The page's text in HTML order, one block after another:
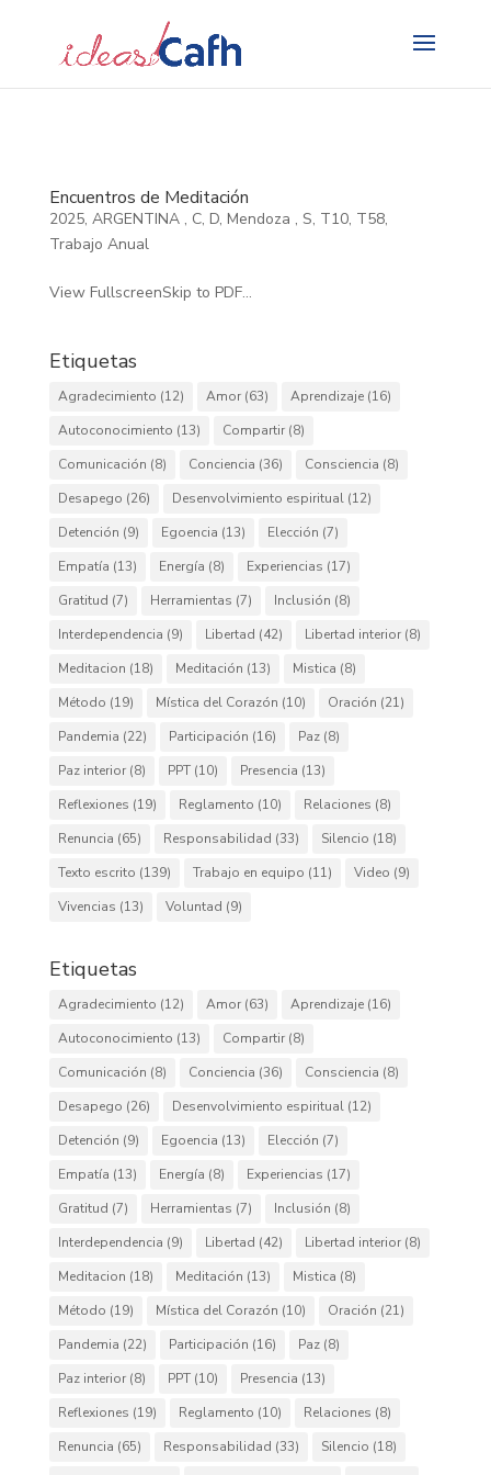
Encuentros de Meditación
2025, ARGENTINA , C, D, Mendoza , S, T10, T58,
Trabajo Anual
View FullscreenSkip to PDF...
Etiquetas
Agradecimiento (12) Amor(63) Aprendizaje(16)
Autoconocimiento (13) Compartir(8)
Comunicación (8) Conciencia (36) Consciencia (8)
Desapego (26) Desenvolvimiento espiritual(12)
Detención (9) Egoencia (13) Elección (7)
Empatía (13) Energía (8) Experiencias (17)
Gratitud (7) Herramientas (7) Inclusión (8)
Interdependencia (9) Libertad (42) Libertad interior(8)
Meditacion (18) Meditación (13) Mistica (8)
Método (19) Mística del Corazón (10) Oración (21)
Pandemia (22) Participación (16) Paz(8)
Paz interior(8) PPT(10) Presencia (13)
Reflexiones (19) Reglamento (10) Relaciones (8)
Renuncia (65) Responsabilidad (33) Silencio (18)
Texto escrito (139) Trabajo en equipo (11) Video (9)
Vivencias (13) Voluntad (9)
Etiquetas
Agradecimiento (12) Amor(63) Aprendizaje(16)
Autoconocimiento (13) Compartir(8)
Comunicación (8) Conciencia (36) Consciencia (8)
Desapego (26) Desenvolvimiento espiritual(12)
Detención (9) Egoencia (13) Elección (7)
Empatía (13) Energía (8) Experiencias (17)
Gratitud (7) Herramientas (7) Inclusión (8)
Interdependencia (9) Libertad (42) Libertad interior(8)
Meditacion (18) Meditación (13) Mistica (8)
Método (19) Mística del Corazón (10) Oración (21)
Pandemia (22) Participación (16) Paz(8)
Paz interior(8) PPT(10) Presencia (13)
Reflexiones (19) Reglamento (10) Relaciones (8)
Renuncia (65) Responsabilidad (33) Silencio (18)